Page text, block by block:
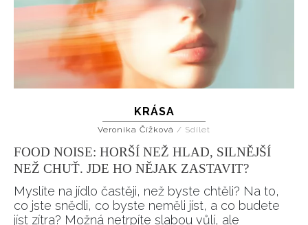
KRÁSA
Veronika Čížková / Sdílet
FOOD NOISE: HORŠÍ NEŽ HLAD, SILNĚJŠÍ
NEŽ CHUŤ. JDE HO NĚJAK ZASTAVIT?
Myslíte na jídlo častěji, než byste chtěli? Na to,
co jste snědli, co byste neměli jíst, a co budete
jíst zítra? Možná netrpíte slabou vůlí, ale